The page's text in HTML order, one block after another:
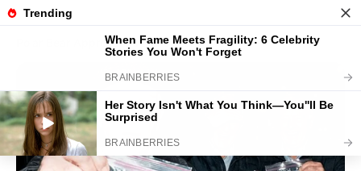
Hotels Landkarte
Polar Bear Approaches Fishermen - Watch